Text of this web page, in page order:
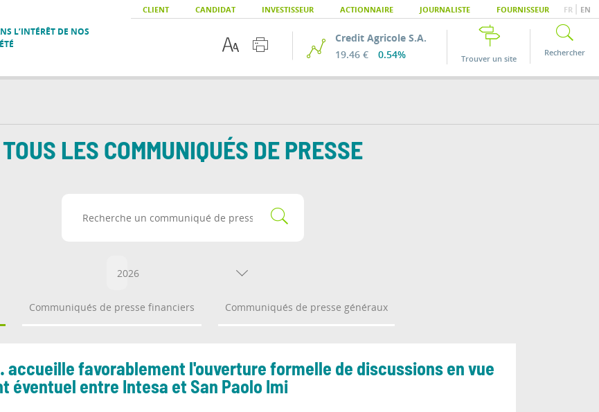
CLIENT CANDIDAT INVESTISSEUR ACTIONNAIRE JOURNALISTE FOURNISSEUR FR EN
L’INTÉRÊT DE NOS
Credit Agricole S.A.
19.46 €
0.54% Trouver un site
Rechercher
TOUS LES COMMUNIQUÉS DE PRESSE
2026
Communiqués de presse financiers Communiqués de presse généraux
accueille favorablement l'ouverture formelle de discussions en vue
éventuel entre Intesa et San Paolo Imi